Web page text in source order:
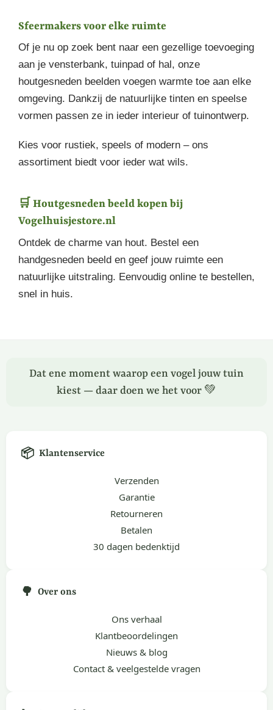
Sfeermakers voor elke ruimte
Of je nu op zoek bent naar een gezellige toevoeging
aan je vensterbank, tuinpad of hal, onze
houtgesneden beelden voegen warmte toe aan elke
omgeving. Dankzij de natuurlijke tinten en speelse
vormen passen ze in ieder interieur of tuinontwerp.
Kies voor rustiek, speels of modern – ons
assortiment biedt voor ieder wat wils.
🛒 Houtgesneden beeld kopen bij
Vogelhuisjestore.nl
Ontdek de charme van hout. Bestel een
handgesneden beeld en geef jouw ruimte een
natuurlijke uitstraling. Eenvoudig online te bestellen,
snel in huis.
Dat ene moment waarop een vogel jouw tuin
kiest — daar doen we het voor 💚
📦 Klantenservice
Verzenden
Garantie
Retourneren
Betalen
30 dagen bedenktijd
🌳 Over ons
Ons verhaal
Klantbeoordelingen
Nieuws & blog
Contact & veelgestelde vragen